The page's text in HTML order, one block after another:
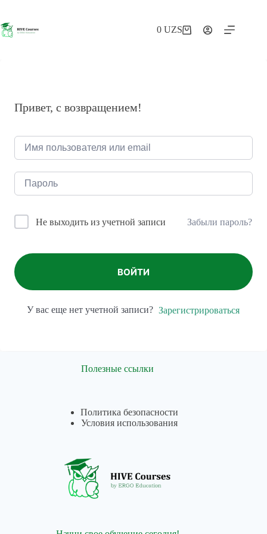
сути
Корзина
0UZS
Привет, с возвращением!
Не выходить из учетной записи Забыли пароль?
ВОЙТИ
У вас еще нет учетной записи? Зарегистрироваться
Полезные ссылки
Политика безопасности
Условия использования